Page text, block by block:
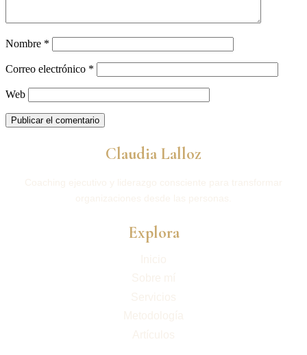
Nombre *
Correo electrónico *
Web
Claudia Lalloz
Explora